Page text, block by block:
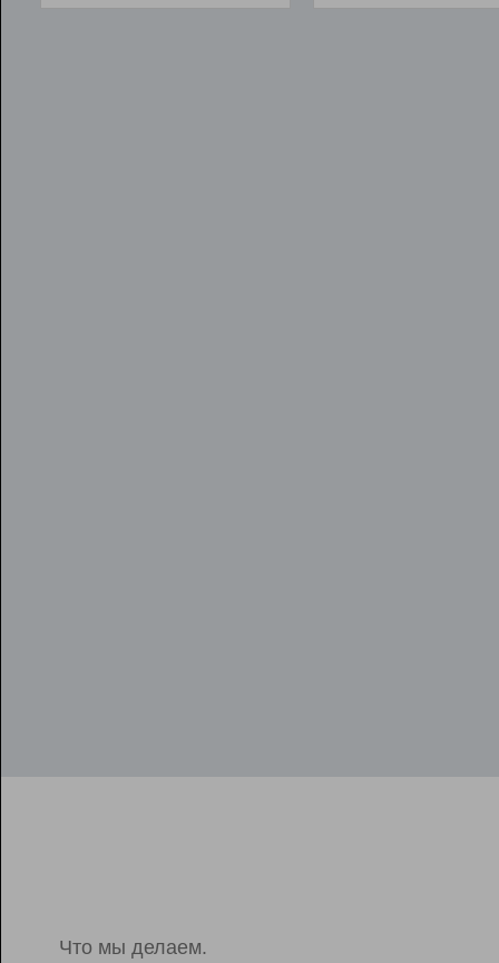
Что мы делаем.